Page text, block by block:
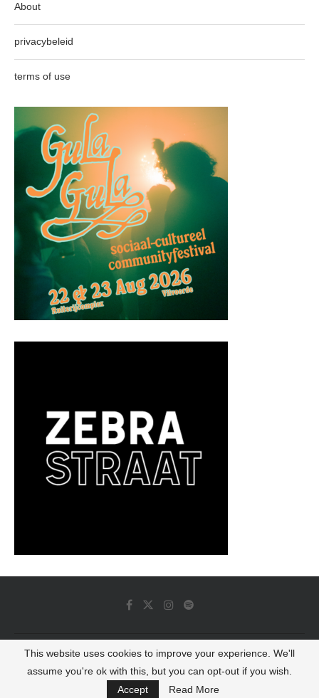
About
privacybeleid
terms of use
© 2022 - Luminous Dash All Rights Reserved
BACK TO TOP
This website uses cookies to improve your experience. We'll
assume you're ok with this, but you can opt-out if you wish.
Accept
Read More